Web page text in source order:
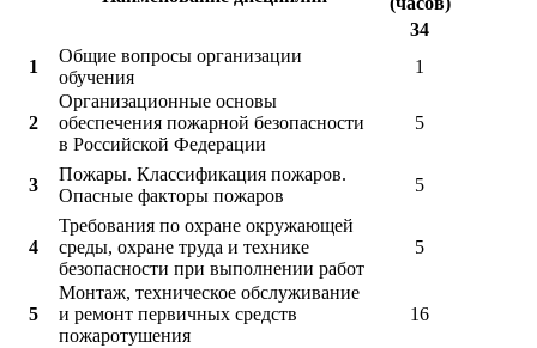
34
1
Общие вопросы организации
обучения
1
2
Организационные основы
обеспечения пожарной безопасности
в Российской Федерации
5
3
Пожары. Классификация пожаров.
Опасные факторы пожаров
5
4
Требования по охране окружающей
среды, охране труда и технике
безопасности при выполнении работ
5
5
Монтаж, техническое обслуживание
и ремонт первичных средств
пожаротушения
16